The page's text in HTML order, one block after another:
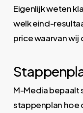
Eigenlijk weten
welk eind-
price waarvan
M-Media bepaalt
stappenplan